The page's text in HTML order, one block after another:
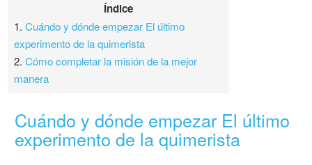
Índice
1.Cuándo y dónde empezar El último
experimento de la quimerista
2.Cómo completar la misión de la mejor
manera
Cuándo y dónde empezar El último
experimento de la quimerista